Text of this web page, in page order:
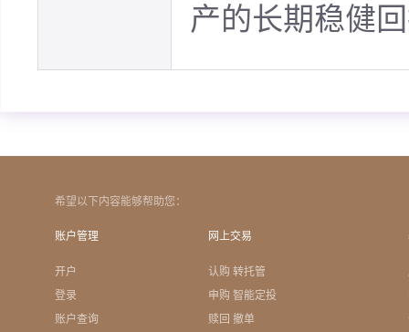
产的长期稳健
希望以下内容能够帮助您：
账户管理
开户
登录
账户查询
网上交易
认购 转托管
申购 智能定投
赎回 撤单